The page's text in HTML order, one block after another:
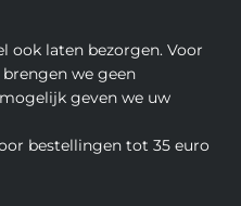
ook laten bezorgen. Voor
we geen
geven we uw
bestellingen tot 35 euro